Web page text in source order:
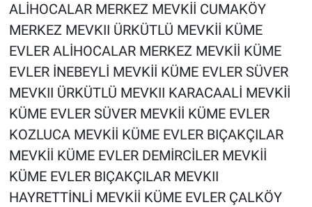
ALİHOCALAR MERKEZ MEVKİİ CUMAKÖY
MERKEZ MEVKII ÜRKÜTLÜ MEVKİİ KÜME
EVLER ALİHOCALAR MERKEZ MEVKİİ KÜME
EVLER İNEBEYLİ MEVKİİ KÜME EVLER SÜVER
MEVKII ÜRKÜTLÜ MEVKII KARACAALİ MEVKİİ
KÜME EVLER SÜVER MEVKİİ KÜME EVLER
KOZLUCA MEVKİİ KÜME EVLER BIÇAKÇILAR
MEVKİİ KÜME EVLER DEMİRCİLER MEVKİİ
KÜME EVLER BIÇAKÇILAR MEVKII
HAYRETTİNLİ MEVKİİ KÜME EVLER ÇALKÖY